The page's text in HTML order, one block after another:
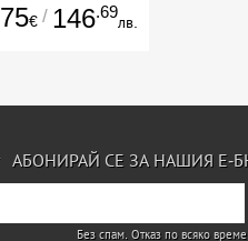
75€ / 146.69
лв.
АБОНИРАЙ СЕ ЗА НАШИЯ Е-
Без спам. Отказ по всяко време.